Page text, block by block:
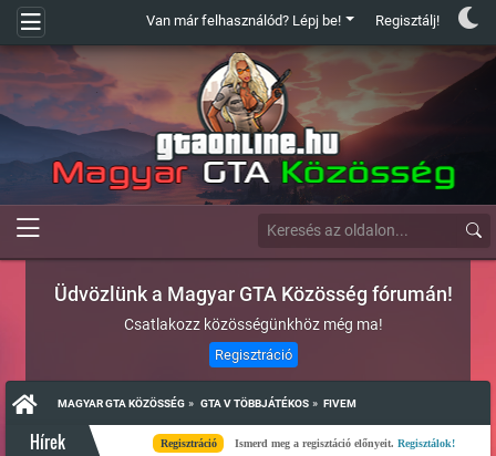
Van már felhasználód? Lépj be! Regisztálj!
Üdvözlünk a Magyar GTA Közösség fórumán!
Csatlakozz közösségünkhöz még ma!
Regisztráció
MAGYAR GTA KÖZÖSSÉG » GTA V TÖBBJÁTÉKOS » FIVEM
Hírek Regisztráció Ismerd meg a regisztáció előnyeit.Regisztálok!